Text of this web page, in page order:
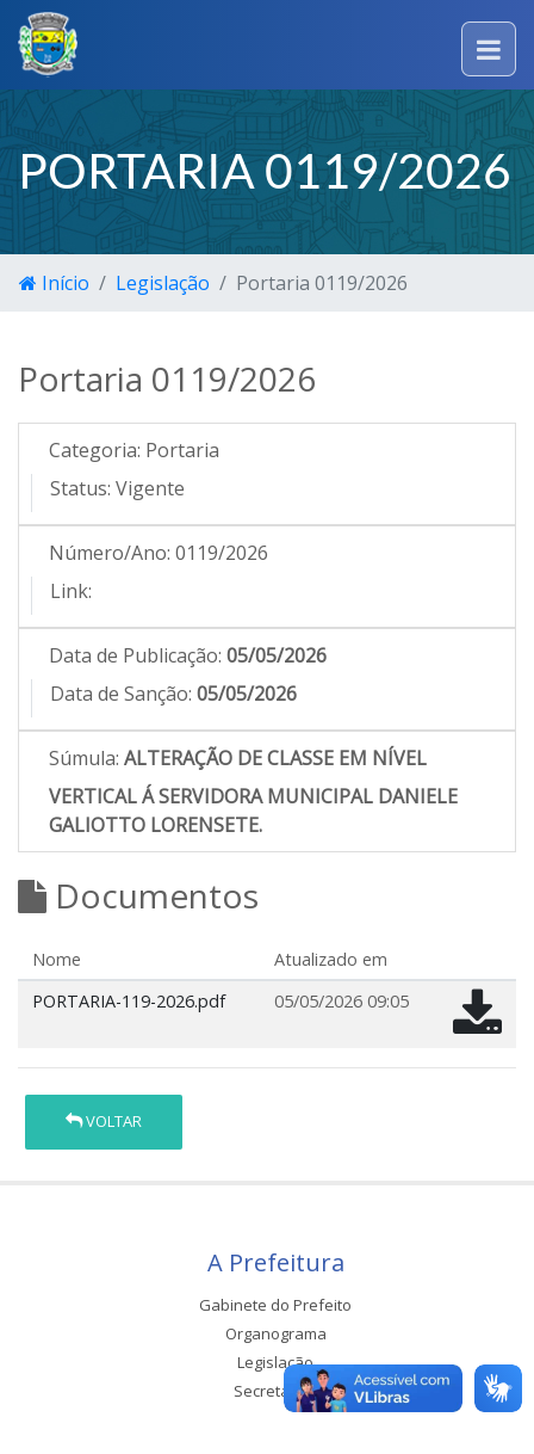
PORTARIA 0119/2026
Início Legislação Portaria 0119/2026
Portaria 0119/2026
Categoria: Portaria
Status: Vigente
Número/Ano: 0119/2026
Link:
Data de Publicação: 05/05/2026
Data de Sanção: 05/05/2026
Súmula: ALTERAÇÃO DE CLASSE EM NÍVEL
VERTICAL Á SERVIDORA MUNICIPAL DANIELE
GALIOTTO LORENSETE.
Documentos
Nome
Atualizado em
PORTARIA-119-2026.pdf
05/05/2026 09:05
VOLTAR
A Prefeitura
Gabinete do Prefeito
Organograma
Legislação
Secretarias